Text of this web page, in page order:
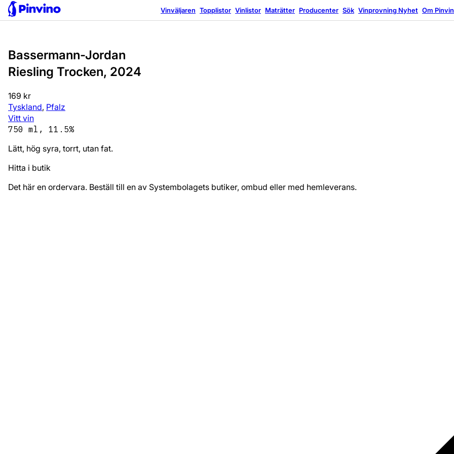
Vinväljaren Topplistor Vinlistor Maträtter Producenter Sök Vinprovning Nyhet Om
Bra val
Bassermann-Jordan
Riesling Trocken, 2024
169 kr
Tyskland, Pfalz
Vitt vin
750 ml, 11.5%
Lätt, hög syra, torrt, utan fat.
Hitta i butik
Det här en ordervara. Beställ till en av Systembolagets butiker, ombud eller med hemleverans.